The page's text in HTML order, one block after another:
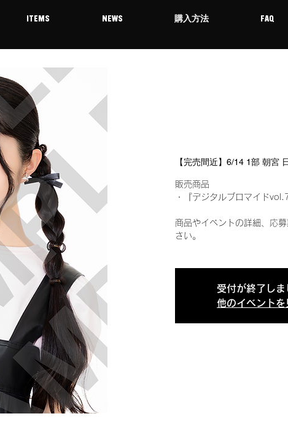
ITEMS NEWS 購入方法 FAQ
【完売間近】6/14 1部 朝宮
販売商品
・『デジタルブロマイド
商品やイベントの詳細、応
さい。
受付が終了しま
他のイベントを